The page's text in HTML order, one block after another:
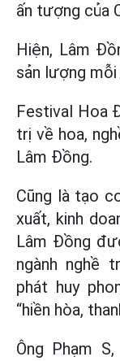
ấn tượng của
Hiện, Lâm
sản lượng
Festival Hoa
trị về hoa,
Lâm Đồng.
Cũng là tạo
xuất, kinh
Lâm Đồng
ngành nghề
phát huy
“hiền hòa,
Ông Phạm